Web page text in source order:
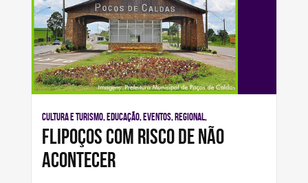
Cultura e Turismo, Educação, Eventos, Regional,
FLIPOÇOS COM RISCO DE NÃO
ACONTECER